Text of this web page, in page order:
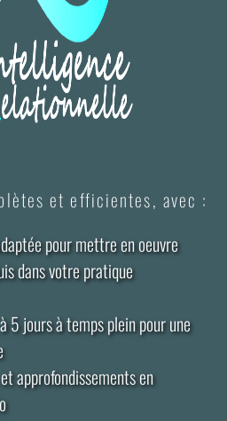
et efficientes, avec :
pour mettre en oeuvre
dans votre pratique
5 jours à temps plein pour une
approfondissements en